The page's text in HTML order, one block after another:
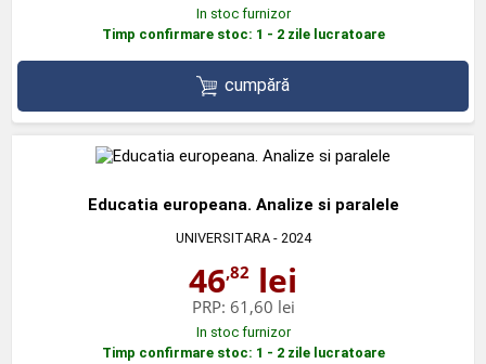
In stoc furnizor
Timp confirmare stoc: 1 - 2 zile lucratoare
cumpără
Educatia europeana. Analize si paralele
UNIVERSITARA- 2024
46,82 lei
PRP: 61,60 lei
In stoc furnizor
Timp confirmare stoc: 1 - 2 zile lucratoare